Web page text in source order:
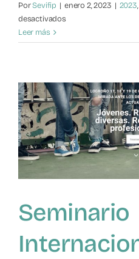
PorSevifip | enero 2, 2023 | 2023,
desactivadosen
de
centrada
en
una
Parentalidad
Positiva
Leer más
Seminario